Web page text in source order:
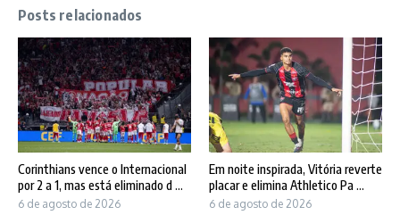
Posts relacionados
Corinthians vence o Internacional
por 2 a 1, mas está eliminado d ...
6 de agosto de 2026
Em noite inspirada, Vitória reverte
placar e elimina Athletico Pa ...
6 de agosto de 2026